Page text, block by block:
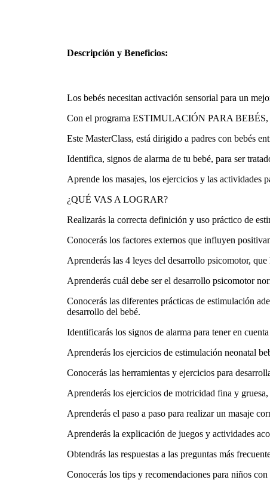
Descripción y Beneficios:
Los bebés necesitan activación sensorial para un
Con el programa ESTIMULACIÓN PARA BEBÉS,
Este MasterClass, está dirigido a padres con bebés
Identifica, signos de alarma de tu bebé, para ser
Aprende los masajes, los ejercicios y las actividades
¿QUÉ VAS A LOGRAR?
Realizarás la correcta definición y uso práctico de
Conocerás los factores externos que influyen
Aprenderás las 4 leyes del desarrollo psicomotor,
Aprenderás cuál debe ser el desarrollo psicomotor
Conocerás las diferentes prácticas de estimulación
desarrollo del bebé.
Identificarás los signos de alarma para tener en
Aprenderás los ejercicios de estimulación neonatal
Conocerás las herramientas y ejercicios para
Aprenderás los ejercicios de motricidad fina y
Aprenderás el paso a paso para realizar un masaje
Aprenderás la explicación de juegos y actividades
Obtendrás las respuestas a las preguntas más
Conocerás los tips y recomendaciones para niños con